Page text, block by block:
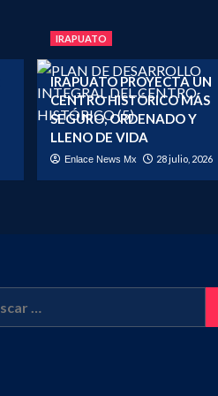
IRAPUATO
IRAPUATO PROYECTA UN
CENTRO HISTÓRICO MÁS
SEGURO, ORDENADO Y
LLENO DE VIDA
Enlace News Mx 28 julio, 2026